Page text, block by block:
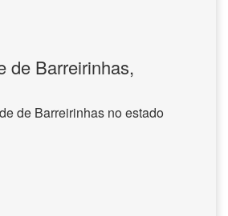
de Barreirinhas,
de Barreirinhas no estado